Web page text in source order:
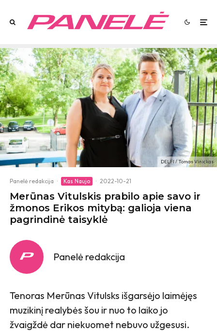
DELFI / Tomas Vinickas
Panelė redakcija · Kas Naujo · 2022-10-21
Merūnas Vitulskis prabilo apie savo ir
žmonos Erikos mitybą: galioja viena
pagrindinė taisyklė
Panelė redakcija
Tenoras Merūnas Vitulsks išgarsėjo laimėjęs
muzikinį realybės šou ir nuo to laiko jo
žvaigždė dar niekuomet nebuvo užgesusi.